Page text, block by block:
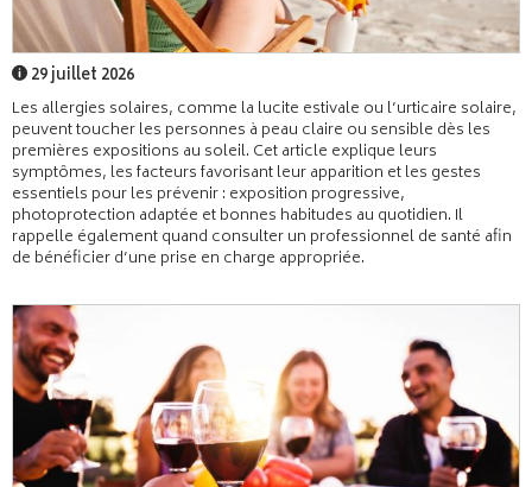
29 juillet 2026
Les allergies solaires, comme la lucite estivale ou l’urticaire solaire,
peuvent toucher les personnes à peau claire ou sensible dès les
premières expositions au soleil. Cet article explique leurs
symptômes, les facteurs favorisant leur apparition et les gestes
essentiels pour les prévenir : exposition progressive,
photoprotection adaptée et bonnes habitudes au quotidien. Il
rappelle également quand consulter un professionnel de santé afin
de bénéficier d’une prise en charge appropriée.